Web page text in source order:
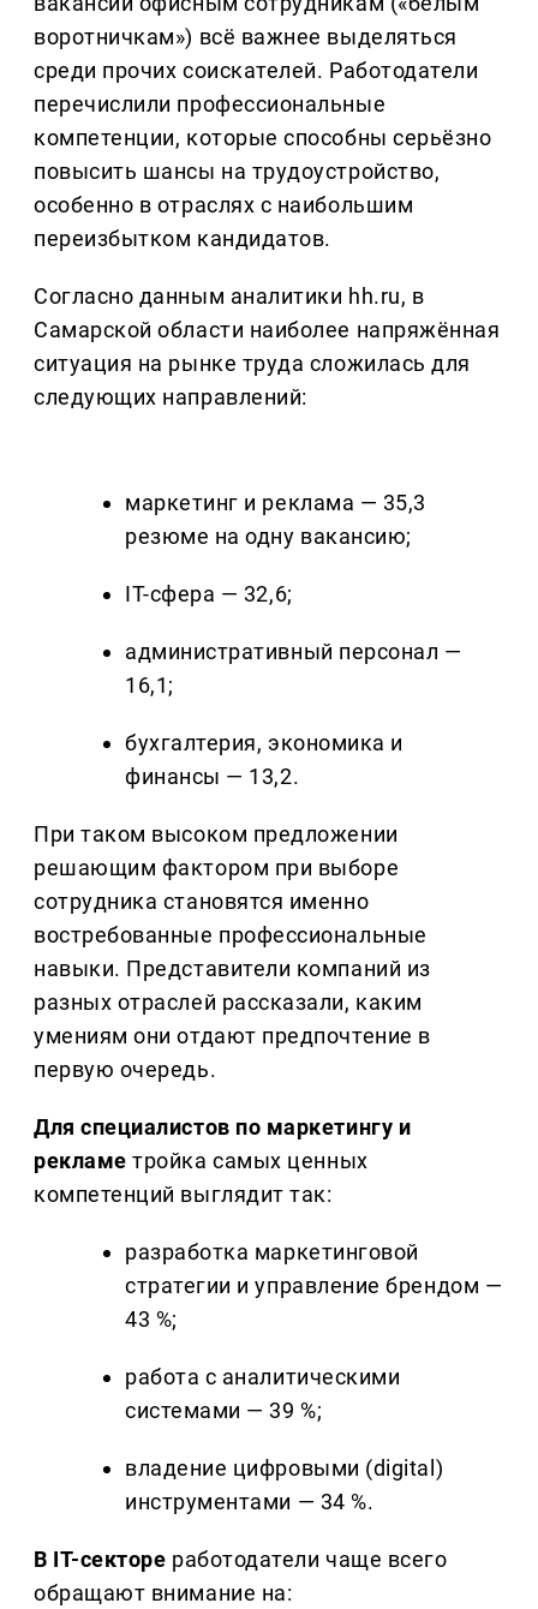
воротничкам») всё важнее выделяться
среди прочих соискателей. Работодатели
перечислили профессиональные
компетенции, которые способны серьёзно
повысить шансы на трудоустройство,
особенно в отраслях с наибольшим
переизбытком кандидатов.
Согласно данным аналитики hh.ru, в
Самарской области наиболее напряжённая
ситуация на рынке труда сложилась для
следующих направлений:
маркетинг и реклама — 35,3
резюме на одну вакансию;
IT-сфера — 32,6;
административный персонал —
16,1;
бухгалтерия, экономика и
финансы — 13,2.
При таком высоком предложении
решающим фактором при выборе
сотрудника становятся именно
востребованные профессиональные
навыки. Представители компаний из
разных отраслей рассказали, каким
умениям они отдают предпочтение в
первую очередь.
Для специалистов по маркетингу и
рекламе тройка самых ценных
компетенций выглядит так:
разработка маркетинговой
стратегии и управление брендом —
43 %;
работа с аналитическими
системами — 39 %;
владение цифровыми (digital)
инструментами — 34 %.
В IT-секторе работодатели чаще всего
обращают внимание на: